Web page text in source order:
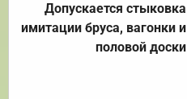
Допускается стыковка
имитации бруса, вагонки и
половой доски